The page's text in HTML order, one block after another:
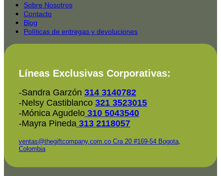
2025-
Sobre Nosotros
Contacto
Blog
Políticas de entregas y devoluciones
Líneas Exclusivas Corporativas:
-Sandra Garzón 314 3140782
-Nelsy Castiblanco 321 3523015
-Mónica Agudelo 310 5043540
-Mayra Pineda 313 2118057
ventas@thegiftcompany.com.co Cra 20 #169-54 Bogota,
Colombia